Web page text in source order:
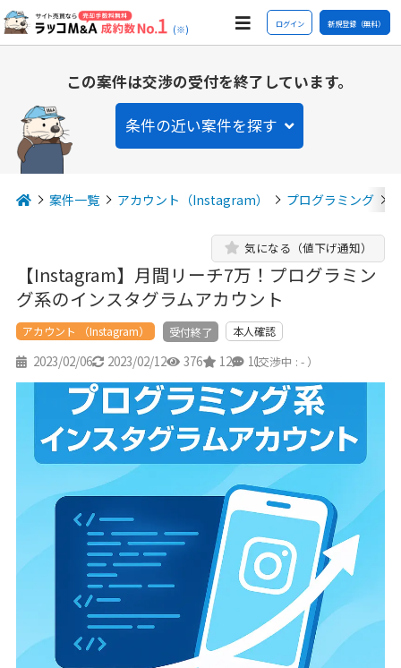
(※) ログイン 新規登録（無料）
この案件は交渉の受付を終了しています。
条件の近い案件を探す
案件一覧 アカウント（Instagram） プログラミング
【Instagram】月間リーチ7万！プログラミン
グ系のインスタグラムアカウント
気になる（値下げ通知）
アカウント （Instagram） 受付終了 本人確認
2023/02/06 2023/02/12 376 12 11
（交渉中 : - ）